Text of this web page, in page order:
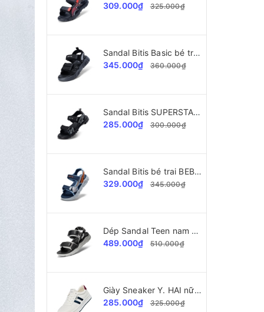
309.000₫
325.000₫
Sandal Bitis Basic bé trai BEB008200
345.000₫
360.000₫
Sandal Bitis SUPERSTAR Collection bé trai BPB002300
285.000₫
300.000₫
Sandal Bitis bé trai BEB006800
329.000₫
345.000₫
Dép Sandal Teen nam Bitis Helio BEB008300
489.000₫
510.000₫
Giày Sneaker Y. HAI nữ A2028 da xịn cao cấp
285.000₫
325.000₫